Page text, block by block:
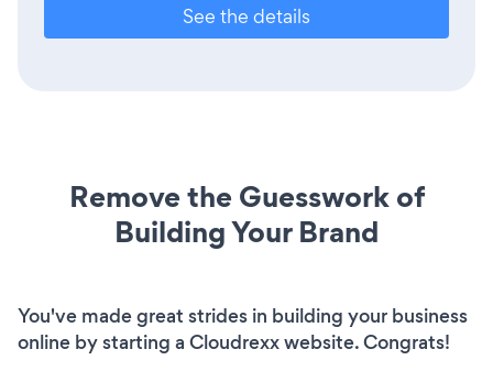
See the details
Remove the Guesswork of
Building Your Brand
You've made great strides in building your business
online by starting a Cloudrexx website. Congrats!